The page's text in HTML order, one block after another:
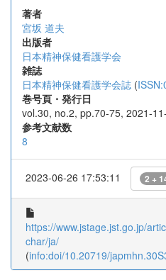
著者
宮坂 道夫
出版者
日本精神保健看護学会
雑誌
日本精神保健看護学会誌 (
巻号頁・発行日
vol.30, no.2, pp.70-75, 2021-
参考文献数
8
2023-06-26 17:53:11 2 +
https://www.jstage.jst.go.jp/
char/ja/
(info:doi/10.20719/